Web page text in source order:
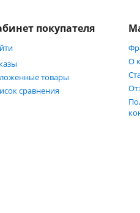
покупателя
товары
сравнения
О